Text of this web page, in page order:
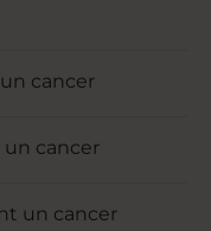
cancer
cancer
un cancer